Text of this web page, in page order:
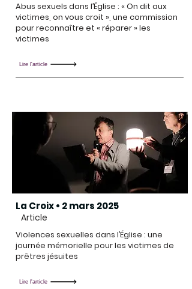
Abus sexuels dans l’Église : « On dit aux
victimes, on vous croit », une commission
pour reconnaître et « réparer » les
victimes
Lire l'article
La Croix • 2 mars 2025
Article
Violences sexuelles dans l’Église : une
journée mémorielle pour les victimes de
prêtres jésuites
Lire l'article